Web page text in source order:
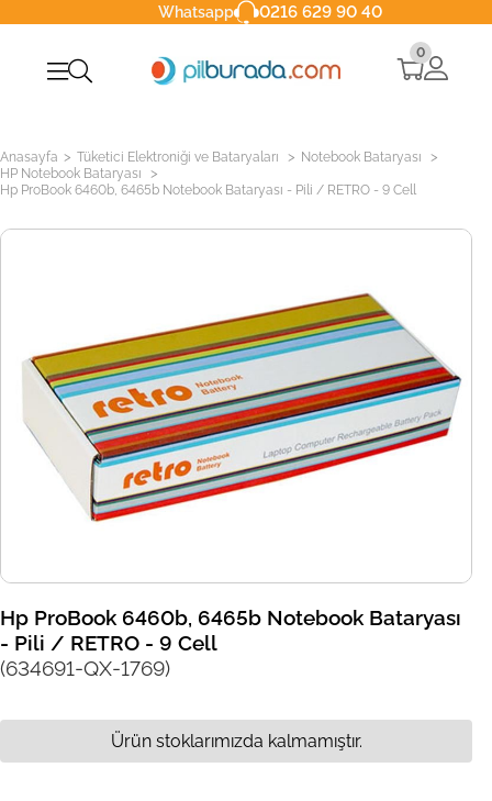
Whatsapp 0216 629 90 40
0
Anasayfa > Tüketici Elektroniği ve Bataryaları > Notebook Bataryası >
HP Notebook Bataryası >
Hp ProBook 6460b, 6465b Notebook Bataryası - Pili / RETRO - 9 Cell
Hp ProBook 6460b, 6465b Notebook Bataryası
- Pili / RETRO - 9 Cell
(634691-QX-1769)
Ürün stoklarımızda kalmamıştır.